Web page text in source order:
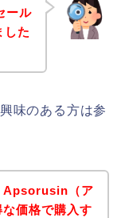
ール
した
味のある方は参
Apsorusin（ア
価格で購入す